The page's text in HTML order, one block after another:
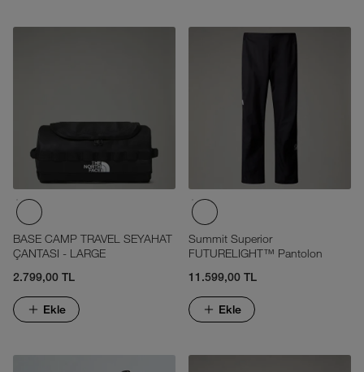
BASE CAMP TRAVEL SEYAHAT
ÇANTASI - LARGE
2.799,00 TL
Ekle
Summit Superior
FUTURELIGHT™ Pantolon
11.599,00 TL
Ekle